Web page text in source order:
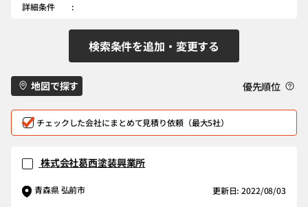
詳細条件
検索条件を追加・変更する
地図で探す 優先順位
チェックした会社にまとめて見積り依頼（最大5社）
株式会社葛西塗装興業所
青森県 弘前市 更新日: 2022/08/03